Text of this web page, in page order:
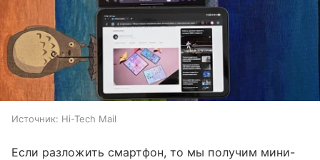
Источник: Hi-Tech Mail
Если разложить смартфон, то мы получим мини-